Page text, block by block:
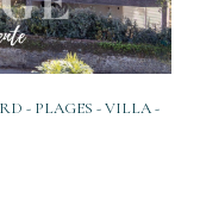
- PLAGES - VILLA -